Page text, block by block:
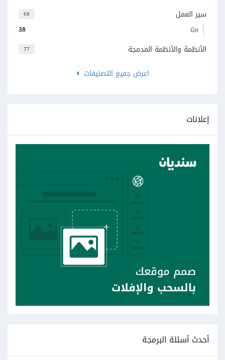
68 سير العمل
38 Git
77
الأنظمة والأنظمة المدمجة
اعرض جميع التصنيفات
إعلانات
أحدث أسئلة البرمجة